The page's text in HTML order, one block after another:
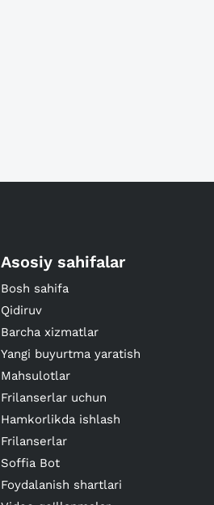
Asosiy sahifalar
Bosh sahifa
Qidiruv
Barcha xizmatlar
Yangi buyurtma yaratish
Mahsulotlar
Frilanserlar uchun
Hamkorlikda ishlash
Frilanserlar
Soffia Bot
Foydalanish shartlari